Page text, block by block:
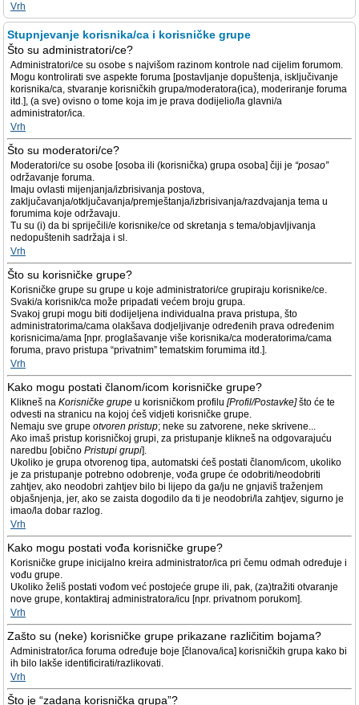
Vrh
Stupnjevanje korisnika/ca i korisničke grupe
Što su administratori/ce?
Administratori/ce su osobe s najvišom razinom kontrole nad cijelim forumom.
Mogu kontrolirati sve aspekte foruma [postavljanje dopuštenja, isključivanje
korisnika/ca, stvaranje korisničkih grupa/moderatora(ica), moderiranje foruma
itd.], (a sve) ovisno o tome koja im je prava dodijelio/la glavni/a
administrator/ica.
Vrh
Što su moderatori/ce?
Moderatori/ce su osobe [osoba ili (korisnička) grupa osoba] čiji je “posao”
održavanje foruma.
Imaju ovlasti mijenjanja/izbrisivanja postova,
zaključavanja/otključavanja/premještanja/izbrisivanja/razdvajanja tema u
forumima koje održavaju.
Tu su (i) da bi spriječili/e korisnike/ce od skretanja s tema/objavljivanja
nedopuštenih sadržaja i sl.
Vrh
Što su korisničke grupe?
Korisničke grupe su grupe u koje administratori/ce grupiraju korisnike/ce.
Svaki/a korisnik/ca može pripadati većem broju grupa.
Svakoj grupi mogu biti dodijeljena individualna prava pristupa, što
administratorima/cama olakšava dodjeljivanje određenih prava određenim
korisnicima/ama [npr. proglašavanje više korisnika/ca moderatorima/cama
foruma, pravo pristupa “privatnim” tematskim forumima itd.].
Vrh
Kako mogu postati članom/icom korisničke grupe?
Klikneš na Korisničke grupe u korisničkom profilu [Profil/Postavke]što će te
odvesti na stranicu na kojoj ćeš vidjeti korisničke grupe.
Nemaju sve grupe otvoren pristup; neke su zatvorene, neke skrivene...
Ako imaš pristup korisničkoj grupi, za pristupanje klikneš na odgovarajuću
naredbu [obično Pristupi grupi].
Ukoliko je grupa otvorenog tipa, automatski ćeš postati članom/icom, ukoliko
je za pristupanje potrebno odobrenje, vođa grupe će odobriti/neodobriti
zahtjev, ako neodobri zahtjev bilo bi lijepo da ga/ju ne gnjaviš traženjem
objašnjenja, jer, ako se zaista dogodilo da ti je neodobri/la zahtjev, sigurno je
imao/la dobar razlog.
Vrh
Kako mogu postati vođa korisničke grupe?
Korisničke grupe inicijalno kreira administrator/ica pri čemu odmah određuje i
vođu grupe.
Ukoliko želiš postati vođom već postojeće grupe ili, pak, (za)tražiti otvaranje
nove grupe, kontaktiraj administratora/icu [npr. privatnom porukom].
Vrh
Zašto su (neke) korisničke grupe prikazane različitim bojama?
Administrator/ica foruma određuje boje [članova/ica] korisničkih grupa kako bi
ih bilo lakše identificirati/razlikovati.
Vrh
Što je “zadana korisnička grupa”?